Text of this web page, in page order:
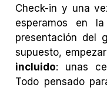
Check-in y una
esperamos en
presentación del
supuesto,
incluido: unas
Todo pensado